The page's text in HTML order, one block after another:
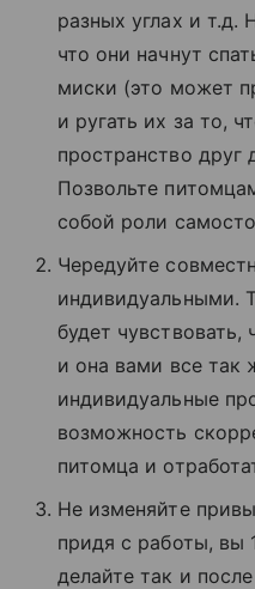
разных углах и т.д.
что они начнут
миски (это может
и ругать их за то,
пространство друг
Позвольте
собой роли
Чередуйте
индивидуальными.
будет чувствовать,
и она вами все так
индивидуальные
возможность
питомца и
Не изменяйте
придя с работы, вы
делайте так и